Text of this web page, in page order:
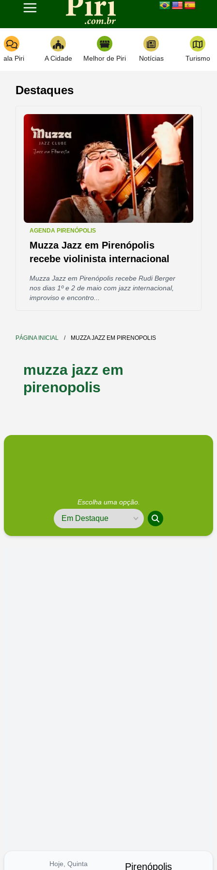
Toggle navigation
Piri A Cidade Melhor de Piri Notícias Turismo
Destaques
AGENDA PIRENÓPOLIS
Muzza Jazz em Pirenópolis
recebe violinista internacional
Muzza Jazz em Pirenópolis recebe Rudi Berger
nos dias 1º e 2 de maio com jazz internacional,
improviso e encontro...
PÁGINA INICIAL / MUZZA JAZZ EM PIRENOPOLIS
muzza jazz em
pirenopolis
Escolha uma opção.
Hoje, Quinta Pirenópolis